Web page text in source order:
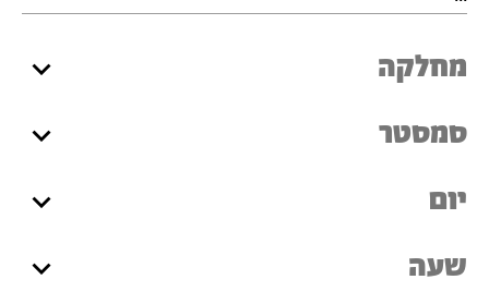
מחלקה
סמסטר
יום
שעה